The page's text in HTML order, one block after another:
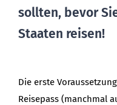
sollten, bevor
Staaten reisen!
Die erste
Reisepass (manchmal